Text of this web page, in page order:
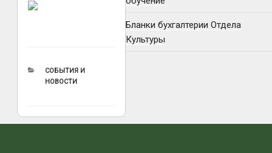
РУБРИКИ
СОБЫТИЯ И
НОВОСТИ
Бланки бухгалтерии Отдела
Культуры